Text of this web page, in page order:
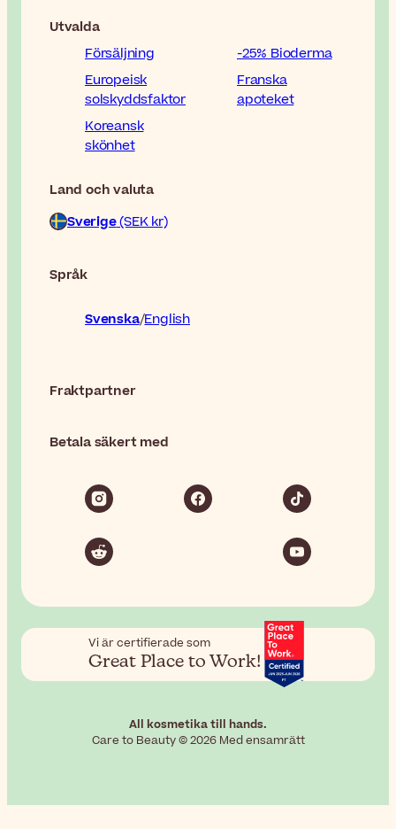
Utvalda
Försäljning
-25% Bioderma
Europeisk
solskyddsfaktor
Franska
apoteket
Koreansk
skönhet
Land och valuta
Sverige(SEK kr)
Språk
Svenska English
Fraktpartner
Betala säkert med
Vi är certifierade som
Great Place to Work!
All kosmetika till hands.
Care to Beauty © 2026 Med ensamrätt